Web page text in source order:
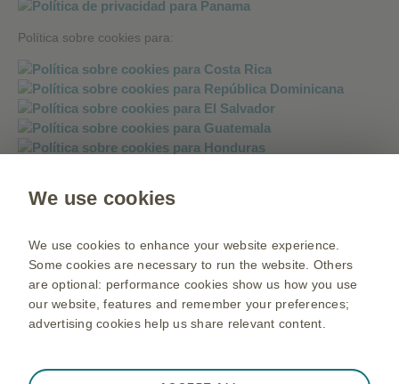
Política sobre cookies para:
Política sobre mensajería instantánea:
We use cookies
We use cookies to enhance your website experience.
Some cookies are necessary to run the website. Others
are optional: performance cookies show us how you use
our website, features and remember your preferences;
advertising cookies help us share relevant content.
❮